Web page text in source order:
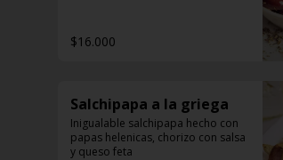
$16.000
Salchipapa a la griega
Inigualable salchipapa hecho con
papas helenicas, chorizo con salsa
y queso feta